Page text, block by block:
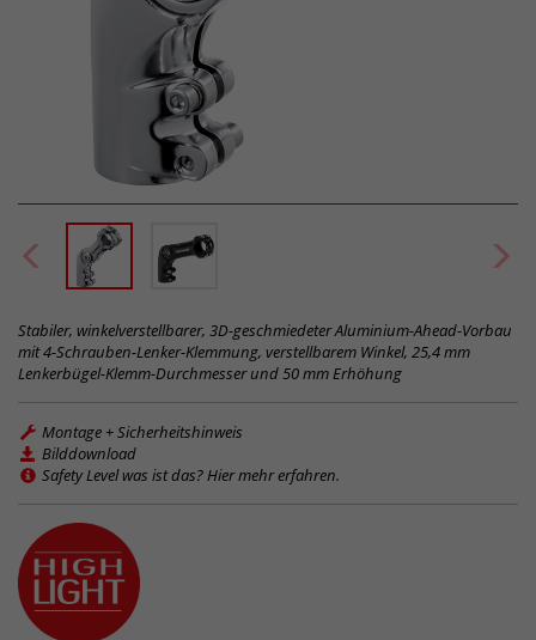
Stabiler, winkelverstellbarer, 3D-geschmiedeter Aluminium-Ahead-Vorbau
mit 4-Schrauben-Lenker-Klemmung, verstellbarem Winkel, 25,4 mm
Lenkerbügel-Klemm-Durchmesser und 50 mm Erhöhung
Montage + Sicherheitshinweis
Bilddownload
Safety Level was ist das? Hier mehr erfahren.